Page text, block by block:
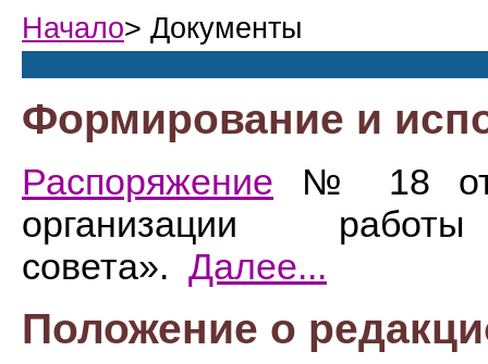
Начало> Документы
Формирование и
Распоряжение № 18 от
организации работы
совета». Далее...
Положение о